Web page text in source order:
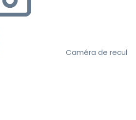
Caméra de recul